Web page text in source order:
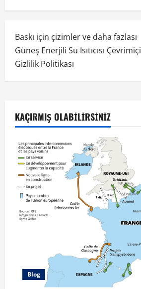
Baskı için çizimler ve daha fazlası
Güneş Enerjili Su Isıtıcısı Çevrimiçi
Gizlilik Politikası
KAÇIRMIŞ OLABILIRSINIZ
Blog